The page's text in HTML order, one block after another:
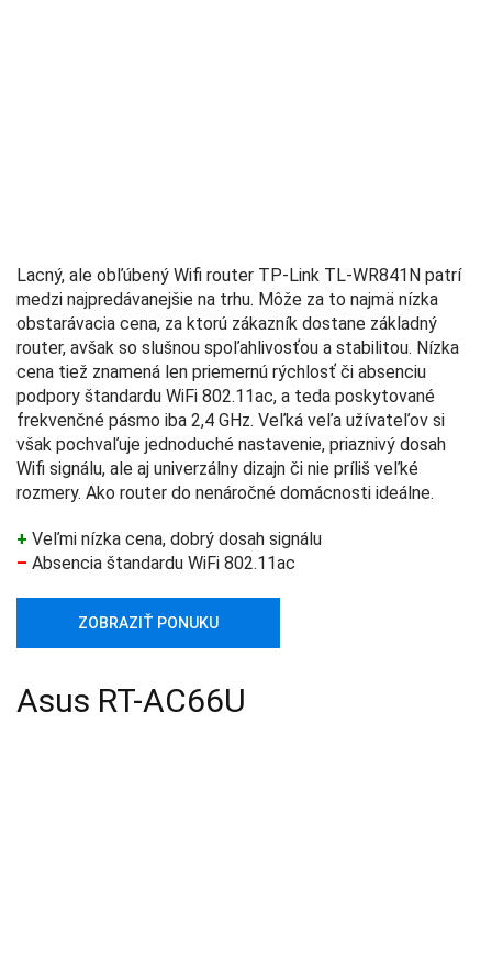
Lacný, ale obľúbený Wifi router TP-Link TL-WR841N patrí
medzi najpredávanejšie na trhu. Môže za to najmä nízka
obstarávacia cena, za ktorú zákazník dostane základný
router, avšak so slušnou spoľahlivosťou a stabilitou. Nízka
cena tiež znamená len priemernú rýchlosť či absenciu
podpory štandardu WiFi 802.11ac, a teda poskytované
frekvenčné pásmo iba 2,4 GHz. Veľká veľa užívateľov si
však pochvaľuje jednoduché nastavenie, priaznivý dosah
Wifi signálu, ale aj univerzálny dizajn či nie príliš veľké
rozmery. Ako router do nenáročné domácnosti ideálne.
+ Veľmi nízka cena, dobrý dosah signálu
– Absencia štandardu WiFi 802.11ac
ZOBRAZIŤ PONUKU
Asus RT-AC66U